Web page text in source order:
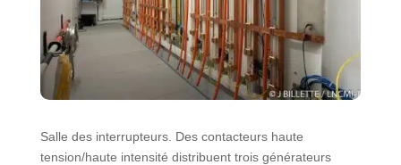
Salle des interrupteurs. Des contacteurs haute
tension/haute intensité distribuent trois générateurs